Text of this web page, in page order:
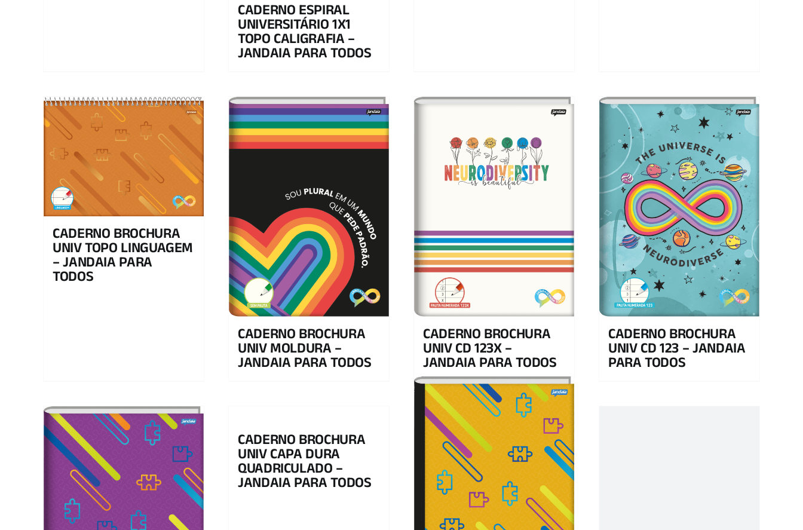
CADERNO ESPIRAL
UNIVERSITÁRIO 1X1
TOPO CALIGRAFIA –
JANDAIA PARA TODOS
CADERNO BROCHURA
UNIV TOPO LINGUAGEM
– JANDAIA PARA
TODOS
CADERNO BROCHURA
UNIV MOLDURA –
JANDAIA PARA TODOS
CADERNO BROCHURA
UNIV CD 123X –
JANDAIA PARA TODOS
CADERNO BROCHURA
UNIV CD 123 – JANDAIA
PARA TODOS
CADERNO BROCHURA
UNIV CAPA DURA
QUADRICULADO –
JANDAIA PARA TODOS